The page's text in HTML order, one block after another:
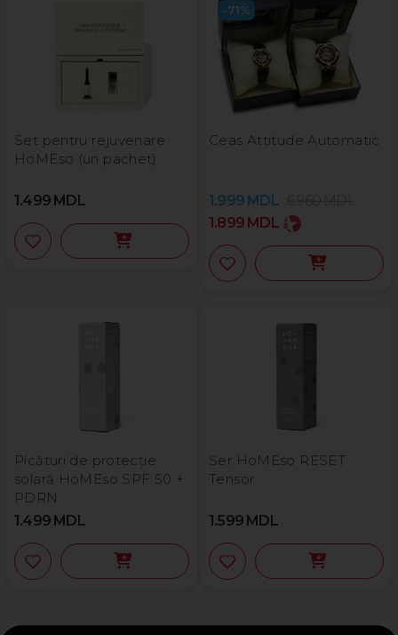
Set pentru rejuvenare
HoMEso (un pachet)
1.499 MDL
-71%
Ceas Attitude Automatic
1.999 MDL
1.899 MDL
Picături de protecție
solară HoMEso SPF 50 +
PDRN
1.499 MDL
Ser HoMEso RESET
Tensor
1.599 MDL